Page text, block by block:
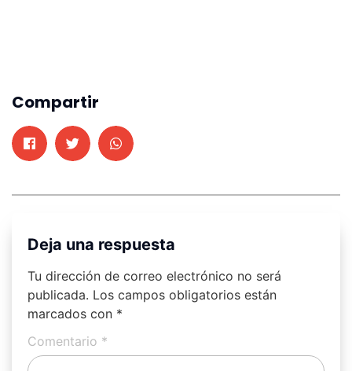
Compartir
Deja una respuesta
Tu dirección de correo electrónico no será
publicada. Los campos obligatorios están
marcados con *
Comentario *